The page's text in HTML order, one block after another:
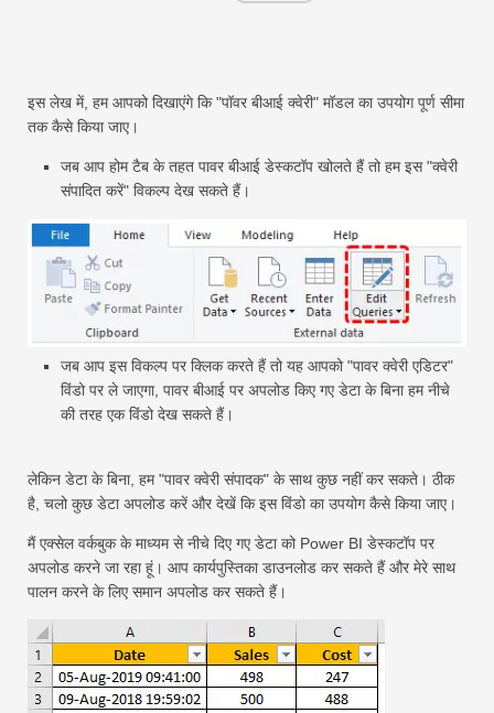
इस लेख में, हम आपको दिखाएंगे कि "पॉवर बीआई क्वेरी" मॉडल का उपयोग पूर्ण सीमा
तक कैसे किया जाए।
जब आप होम टैब के तहत पावर बीआई डेस्कटॉप खोलते हैं तो हम इस "क्वेरी
संपादित करें" विकल्प देख सकते हैं।
जब आप इस विकल्प पर क्लिक करते हैं तो यह आपको "पावर क्वेरी एडिटर"
विंडो पर ले जाएगा, पावर बीआई पर अपलोड किए गए डेटा के बिना हम नीचे
की तरह एक विंडो देख सकते हैं।
लेकिन डेटा के बिना, हम "पावर क्वेरी संपादक" के साथ कुछ नहीं कर सकते। ठीक
है, चलो कुछ डेटा अपलोड करें और देखें कि इस विंडो का उपयोग कैसे किया जाए।
मैं एक्सेल वर्कबुक के माध्यम से नीचे दिए गए डेटा को Power BI डेस्कटॉप पर
अपलोड करने जा रहा हूं। आप कार्यपुस्तिका डाउनलोड कर सकते हैं और मेरे साथ
पालन करने के लिए समान अपलोड कर सकते हैं।